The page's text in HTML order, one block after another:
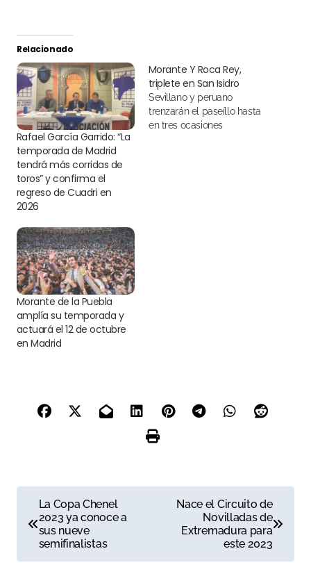
Relacionado
Rafael García Garrido: “La
temporada de Madrid
tendrá más corridas de
toros” y confirma el
regreso de Cuadri en
2026
Morante Y Roca Rey,
triplete en San Isidro
Sevillano y peruano
trenzarán el paseíllo hasta
en tres ocasiones
Morante de la Puebla
amplía su temporada y
actuará el 12 de octubre
en Madrid
a
v
La Copa Chenel
2023 ya conoce a
sus nueve
semifinalistas
Nace el Circuito de
Novilladas de
Extremadura para
este 2023